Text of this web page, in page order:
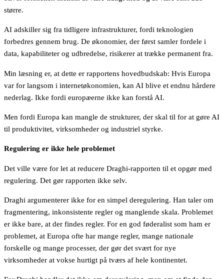
større.
AI adskiller sig fra tidligere infrastrukturer, fordi teknologien
forbedres gennem brug. De økonomier, der først samler fordele i
data, kapabiliteter og udbredelse, risikerer at trække permanent fra.
Min læsning er, at dette er rapportens hovedbudskab: Hvis Europa
var for langsom i internetøkonomien, kan AI blive et endnu hårdere
nederlag. Ikke fordi europæerne ikke kan forstå AI.
Men fordi Europa kan mangle de strukturer, der skal til for at gøre AI
til produktivitet, virksomheder og industriel styrke.
Regulering er ikke hele problemet
Det ville være for let at reducere Draghi-rapporten til et opgør med
regulering. Det gør rapporten ikke selv.
Draghi argumenterer ikke for en simpel deregulering. Han taler om
fragmentering, inkonsistente regler og manglende skala. Problemet
er ikke bare, at der findes regler. For en god føderalist som ham er
problemet, at Europa ofte har mange regler, mange nationale
forskelle og mange processer, der gør det svært for nye
virksomheder at vokse hurtigt på tværs af hele kontinentet.